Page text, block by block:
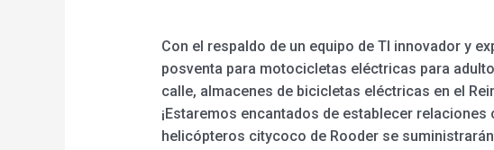
Con el respaldo de un equipo de TI innovador y
posventa para motocicletas eléctricas para
calle, almacenes de bicicletas eléctricas en el
¡Estaremos encantados de establecer
helicópteros citycoco de Rooder se